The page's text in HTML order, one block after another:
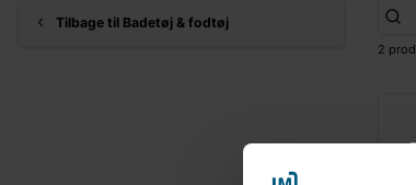
Tilbage til Badetøj & fodtøj
2